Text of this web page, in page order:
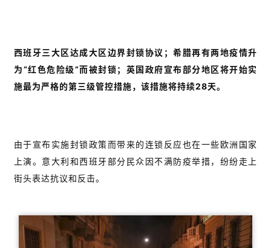
西班牙三大区达成大区边界封锁协议；希腊再有两地疫情升
为“红色危险级”而被封锁；英国政府宣布部分地区将开始实
施最为严格的第三级管控措施，该措施将持续28天。
由于宣布实施封锁政策而带来的连锁反应也在一些欧洲国家
上演。意大利和西班牙部分民众因不满防疫举措，纷纷走上
街头表达抗议和反击。